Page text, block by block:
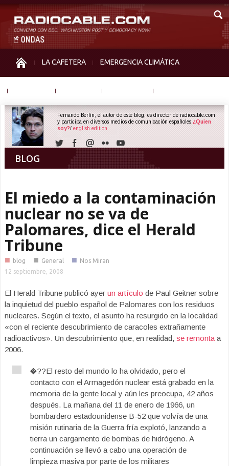
LA CAFETERA EMERGENCIA CLIMÁTICA
BLOG
Fernando Berlín, el autor de este blog, es director de radiocable.com
y participa en diversos medios de comunicación españoles. ¿Quien
soy?/ english edition.
El miedo a la contaminación
nuclear no se va de
Palomares, dice el Herald
Tribune
■ blog ■ General ■ Nos Miran
12 septiembre, 2008
El Herald Tribune publicó ayer un artículo de Paul Geitner sobre
la inquietud del pueblo español de Palomares con los residuos
nucleares. Según el texto, el asunto ha resurgido en la localidad
«con el reciente descubrimiento de caracoles extrañamente
radioactivos». Un descubrimiento que, en realidad, se remonta a
2006.
�??El resto del mundo lo ha olvidado, pero el
contacto con el Armagedón nuclear está grabado en la
memoria de la gente local y aún les preocupa, 42 años
después. La mañana del 11 de enero de 1966, un
bombardero estadounidense B-52 que volvía de una
misión rutinaria de la Guerra fría explotó, lanzando a
tierra un cargamento de bombas de hidrógeno. A
continuación se llevó a cabo una operación de
limpieza masiva por parte de los militares